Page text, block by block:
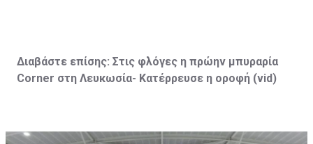
Διαβάστε επίσης: Στις φλόγες η πρώην μπυραρία
Corner στη Λευκωσία- Κατέρρευσε η οροφή (vid )